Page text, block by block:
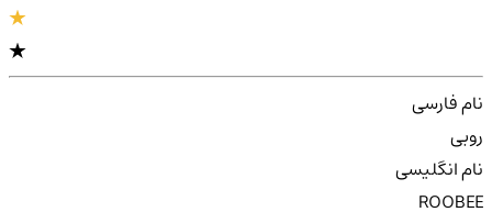
نام فارسی
روبی
نام انگلیسی
ROOBEE